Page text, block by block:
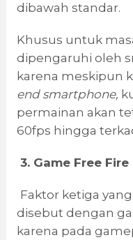
dibawah standar.
Khusus untuk
dipengaruhi oleh
karena meskipun
end smartphone,
permainan akan
60fps hingga
3. Game Free
Faktor ketiga
disebut dengan
karena pada